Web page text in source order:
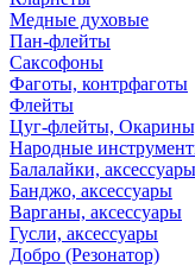
Медные духовые
Пан-флейты
Саксофоны
Фаготы, контрфаготы
Флейты
Цуг-флейты,
Народные
Балалайки, аксессуары
Банджо, аксессуары
Варганы, аксессуары
Гусли, аксессуары
Добро (Резонатор)